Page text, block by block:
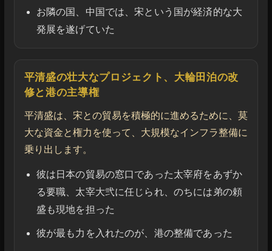
お隣の国、中国では、宋という国が経済的な大
発展を遂げていた
平清盛の壮大なプロジェクト、大輪田泊の改
修と港の主導権
平清盛は、宋との貿易を積極的に進めるために、莫
大な資金と権力を使って、大規模なインフラ整備に
乗り出します。
彼は日本の貿易の窓口であった太宰府をあずか
る要職、太宰大弐に任じられ、のちには弟の頼
盛も現地を担った
彼が最も力を入れたのが、港の整備であった